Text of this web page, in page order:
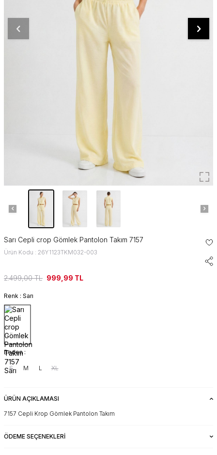
Sarı Cepli crop Gömlek Pantolon Takım 7157
Ürün Kodu : 26Y1123TKM032-003
2.499,00TL 999,99 TL
Renk : Sarı
Beden :
S M L XL
ÜRÜN AÇIKLAMASI
7157 Cepli Krop Gömlek Pantolon Takım
ÖDEME SEÇENEKLERI